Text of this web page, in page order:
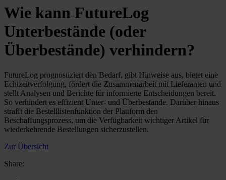
Wie kann FutureLog
Unterbestände (oder
Überbestände) verhindern?
FutureLog prognostiziert den Bedarf, gibt Hinweise aus, bietet eine
Echtzeitverfolgung, fördert die Zusammenarbeit mit Lieferanten und
stellt Analysen und Berichte für informierte Entscheidungen bereit.
So verhindert es effizient Unter- und Überbestände. Darüber hinaus
strafft die Bestelllistenfunktion der Plattform den
Beschaffungsprozess, um die Verfügbarkeit wichtiger Artikel für
wiederkehrende Bestellungen sicherzustellen.
Zur Übersicht
Share: